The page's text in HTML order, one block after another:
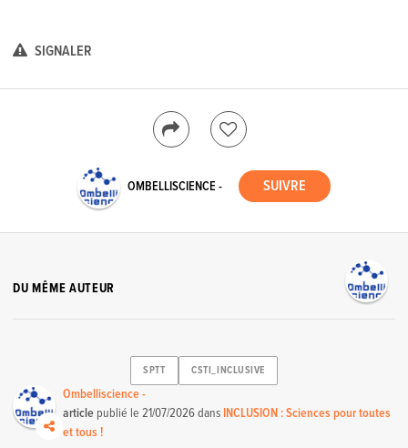
SIGNALER
OMBELLISCIENCE -
DU MÊME AUTEUR
SPTT CSTI_INCLUSIVE
Ombelliscience -
article publié le21/07/2026dans INCLUSION : Sciences pour toutes
et tous !